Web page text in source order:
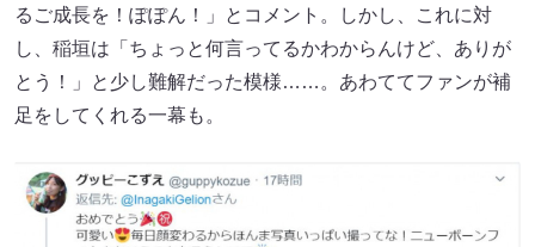
るご成長を！ぽぽん！」とコメント。しかし、これに対
し、稲垣は「ちょっと何言ってるかわからんけど、ありが
とう！」と少し難解だった模様……。あわててファンが補
足をしてくれる一幕も。